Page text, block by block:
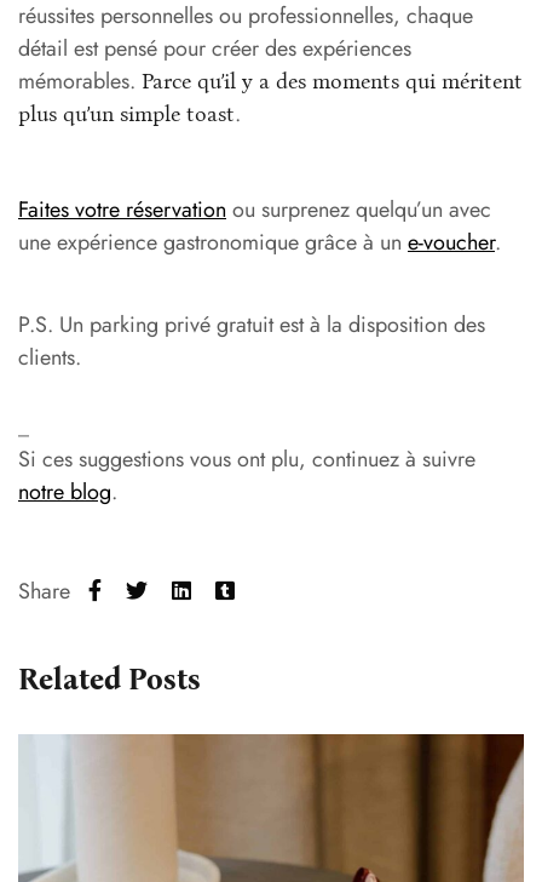
réussites personnelles ou professionnelles, chaque
détail est pensé pour créer des expériences
mémorables. Parce qu’il y a des moments qui méritent
plus qu’un simple toast.
Faites votre réservation ou surprenez quelqu’un avec
une expérience gastronomique grâce à un e-voucher.
P.S. Un parking privé gratuit est à la disposition des
clients.
Si ces suggestions vous ont plu, continuez à suivre
notre blog.
Share
Related Posts